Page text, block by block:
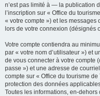
n’est pas limité à — la publication
l’inscription sur « Office du
« votre compte ») et les
lors de votre connexion (désignés
Votre compte contiendra au
par « votre nom d’utilisateur ») et
de vous connecter à votre compte
passe ») et une adresse de
compte sur « Office du tourisme
protection des données
Toutes les informations, en-dehors